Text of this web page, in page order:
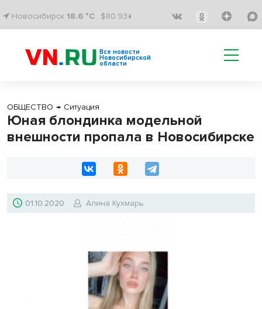
Новосибирск 18.6 °C $80.93↓
Все новости
Новосибирской
области
ОБЩЕСТВО → Ситуация
Юная блондинка модельной
внешности пропала в Новосибирске
01.10.2020 Алина Кухмарь